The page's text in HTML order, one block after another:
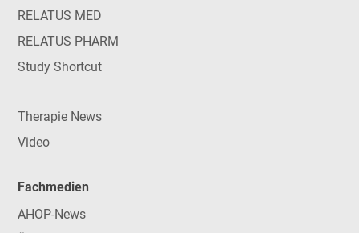
RELATUS MED
RELATUS PHARM
Study Shortcut
Therapie News
Video
Fachmedien
AHOP-News